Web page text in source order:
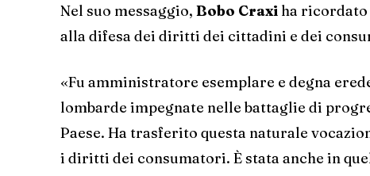
Nel suo messaggio, Bobo Craxi ha ricordato
alla difesa dei diritti dei cittadini e dei
«Fu amministratore esemplare e degna
lombarde impegnate nelle battaglie di
Paese. Ha trasferito questa naturale
i diritti dei consumatori. È stata anche in